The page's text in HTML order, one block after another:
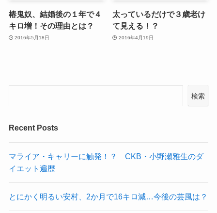
椿鬼奴、結婚後の１年で４
キロ増！その理由とは？
2016年5月18日
太っているだけで３歳老け
て見える！？
2016年4月19日
検索
Recent Posts
マライア・キャリーに触発！？ CKB・小野瀬雅生のダ
イエット遍歴
とにかく明るい安村、2か月で16キロ減…今後の芸風は？